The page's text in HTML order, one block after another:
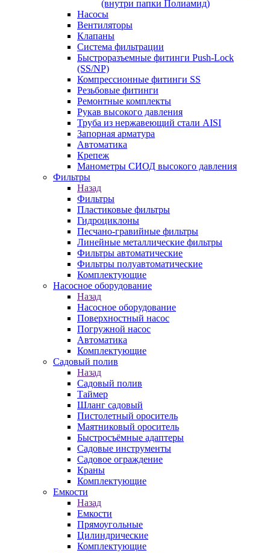
(внутри папки Полиамид)
Насосы
Вентиляторы
Клапаны
Система фильтрации
Быстроразъемные фитинги Push-Lock
(SS/NP)
Компрессионные фитинги SS
Резьбовые фитинги
Ремонтные комплекты
Рукав высокого давления
Труба из нержавеющий стали AISI
Запорная арматура
Автоматика
Крепеж
Манометры СИОД высокого давления
Фильтры
Назад
Фильтры
Пластиковые фильтры
Гидроциклоны
Песчано-гравийные фильтры
Линейные металлические фильтры
Фильтры автоматические
Фильтры полуавтоматические
Комплектующие
Насосное оборудование
Назад
Насосное оборудование
Поверхностный насос
Погружной насос
Автоматика
Комплектующие
Садовый полив
Назад
Садовый полив
Таймер
Шланг садовый
Пистолетный ороситель
Маятниковый ороситель
Быстросъёмные адаптеры
Садовые инструменты
Садовое ограждение
Краны
Комплектующие
Емкости
Назад
Емкости
Прямоугольные
Цилиндрические
Комплектующие